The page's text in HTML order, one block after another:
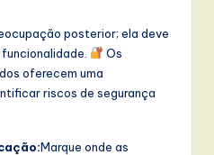
posterior; ela deve
Os
oferecem uma
riscos de segurança
Marque onde as